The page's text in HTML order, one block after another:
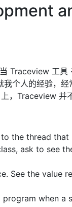
Traceview 工具
个人的经验，经
，Traceview 并
the thread that
ask to see
See the value
when a